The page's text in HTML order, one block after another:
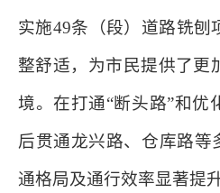
实施49条（段）道路铣刨
整舒适，为市民提供了更
境。在打通“断头路”和优
后贯通龙兴路、仓库路等
通格局及通行效率显著提升